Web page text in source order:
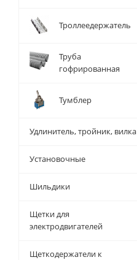
Троллеедержатель
Труба
гофрированная
Тумблер
Удлинитель, тройник, вилка
Установочные
Шильдики
Щетки для
электродвигателей
Щеткодержатели к